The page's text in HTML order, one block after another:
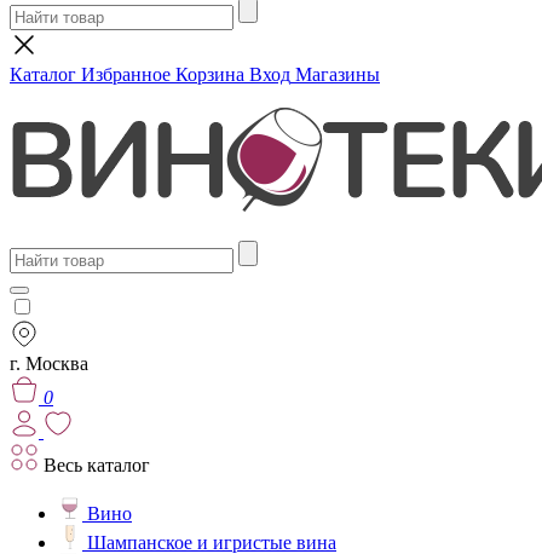
Каталог Избранное Корзина Вход Магазины
г. Москва
0
Весь каталог
Вино
Шампанское и игристые вина